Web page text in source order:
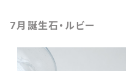
7月誕生石・ルビー